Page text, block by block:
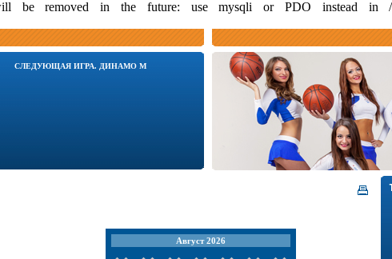
be removed in the future: use mysqli or PDO instead in /
СЛЕДУЮЩАЯ ИГРА. ДИНАМО М
Август 2026